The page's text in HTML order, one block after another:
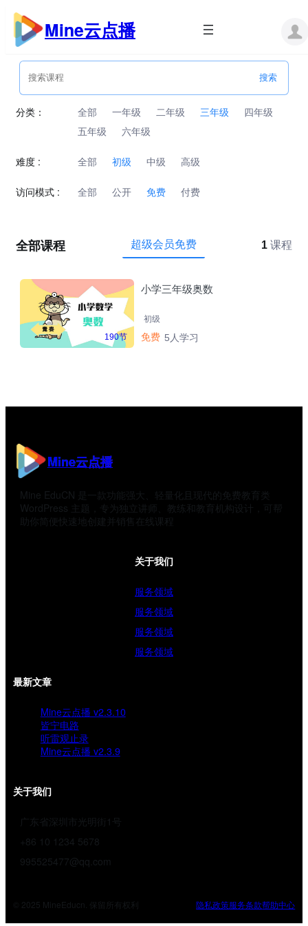
跳
内
Mine云点播
分类： 全部 一年级 二年级 三年级
四年级
五年级
六年级
难度 : 全部 初级 中级 高级
访问模式 : 全部 公开 免费 付费
全部课程 超级会员免费 1 课程
190节
小学三年级奥数
初级
免费 5人学习
Mine云点播
Mine EduCN 是一款功能强大、轻量化且现代的免费教育类
WordPress 主题，专为独立讲师、教练和教育机构设计，可帮
助你简便快速地创建并销售在线课程
关于我们
服务领域
服务领域
服务领域
服务领域
最新文章
Mine云点播 v2.3.10
皆宁电路
听雷观止录
Mine云点播 v2.3.9
关于我们
广东省深圳市光明街1号
+86 10 1234 5678
995525477@qq.com
© 2025 MineEducn. 保留所有权利 隐私政策服务条款帮助中心